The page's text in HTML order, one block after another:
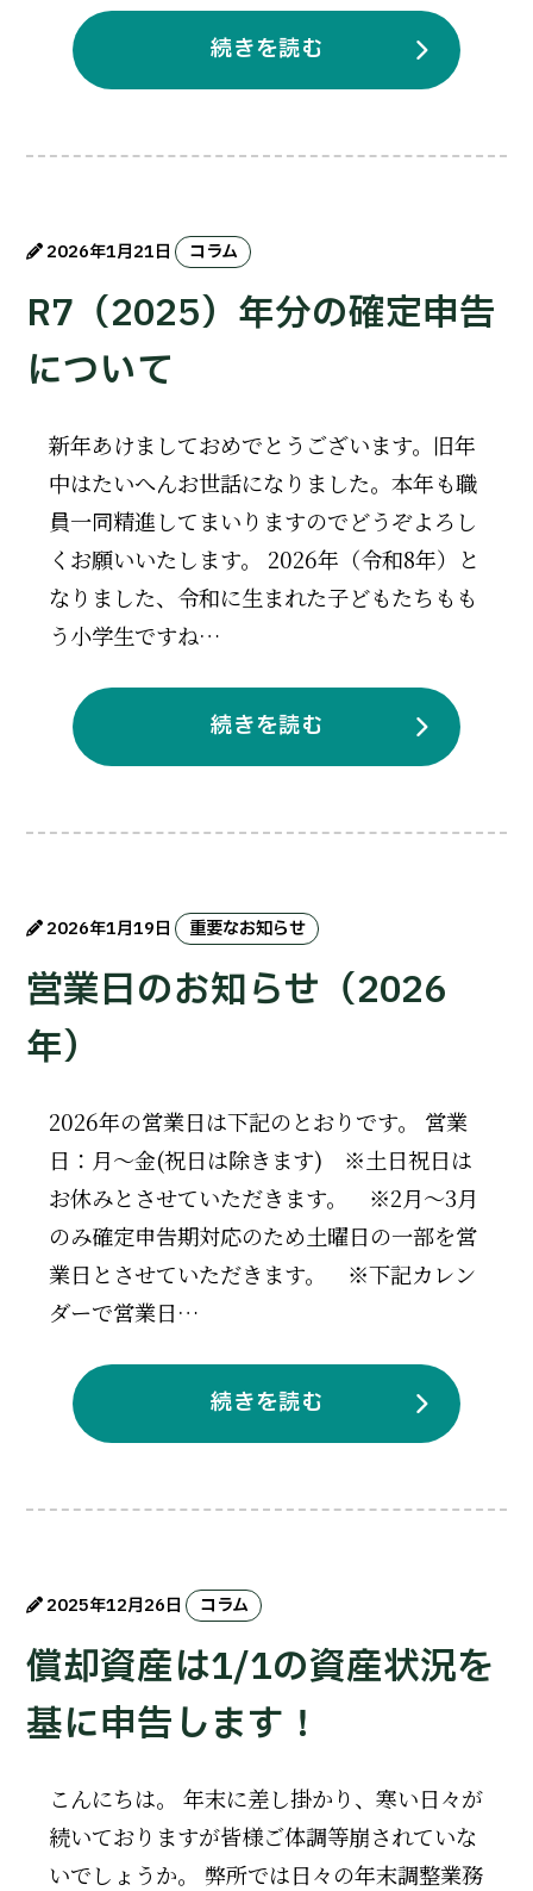
続きを読む
2026年1月21日 コラム
R7（2025）年分の確定申告
について
新年あけましておめでとうございます。旧年
中はたいへんお世話になりました。本年も職
員一同精進してまいりますのでどうぞよろし
くお願いいたします。 2026年（令和8年）と
なりました、令和に生まれた子どもたちもも
う小学生ですね…
続きを読む
2026年1月19日 重要なお知らせ
営業日のお知らせ（2026
年）
2026年の営業日は下記のとおりです。 営業
日：月～金(祝日は除きます) ※土日祝日は
お休みとさせていただきます。 ※2月～3月
のみ確定申告期対応のため土曜日の一部を営
業日とさせていただきます。 ※下記カレン
ダーで営業日…
続きを読む
2025年12月26日 コラム
償却資産は1/1の資産状況を
基に申告します！
こんにちは。 年末に差し掛かり、寒い日々が
続いておりますが皆様ご体調等崩されていな
いでしょうか。 弊所では日々の年末調整業務